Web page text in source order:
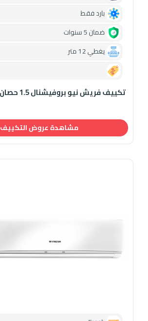
بارد فقط
ضمان 5 سنوات
يغطي 12 متر
تكييف فريش نيو بروفيشنال 1.5 حصان بارد بلازما
مشاهدة عروض التكييف